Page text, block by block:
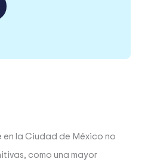
en la Ciudad de México no
como una mayor